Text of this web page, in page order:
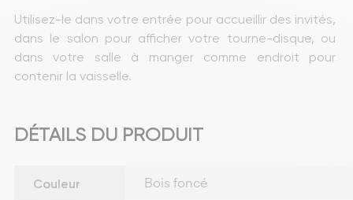
Utilisez-le dans votre entrée pour accueillir des invités,
dans le salon pour afficher votre tourne-disque, ou
dans votre salle à manger comme endroit pour
contenir la vaisselle.
DÉTAILS DU PRODUIT
Couleur Bois foncé